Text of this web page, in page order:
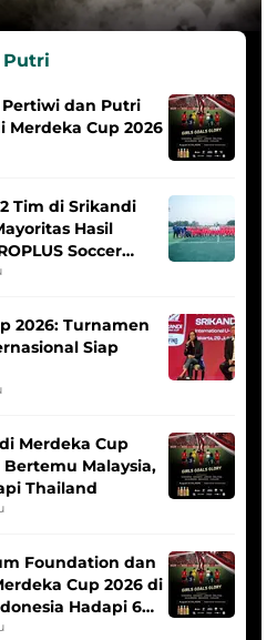
Putri
dan Putri
Merdeka Cup 2026
Tim di Srikandi
Hasil
Soccer
2026: Turnamen
Siap
Merdeka Cup
Malaysia,
Thailand
Foundation dan
Cup 2026 di
Hadapi 6